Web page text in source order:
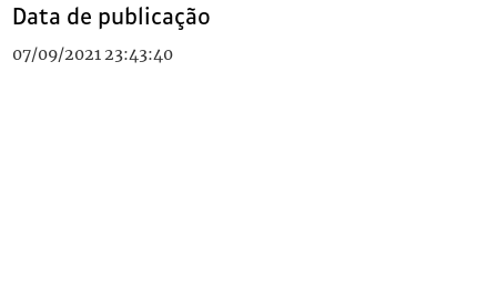
Data de publicação
07/09/2021 23:43:40